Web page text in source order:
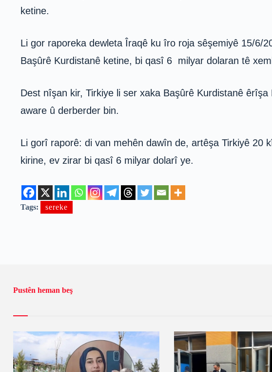
ketine.
Li gor raporeka dewleta Îraqê ku îro roja sêşemiyê 15/6/
Başûrê Kurdistanê ketine, bi qasî 6 milyar dolaran tê
Dest nîşan kir, Tirkiye li ser xaka Başûrê Kurdistanê
aware û derberder bin.
Li gorî raporê: di van mehên dawîn de, artêşa Tirkiyê 20
kirine, ev zirar bi qasî 6 milyar dolarî ye.
Tags: sereke
Pustên heman beş